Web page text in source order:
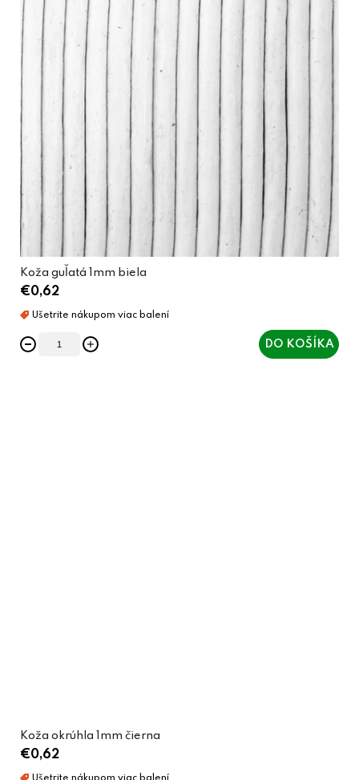
Koža guľatá 1mm biela
€0,62
DO KOŠÍKA
Koža okrúhla 1mm čierna
€0,62